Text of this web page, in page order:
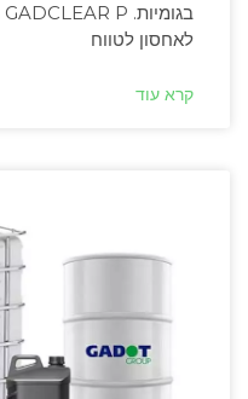
לאחסון לטווח
קרא עוד